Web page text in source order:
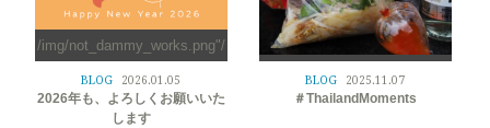
/img/not_dammy_works.png"/
>
BLOG 2026.01.05
2026年も、よろしくお願いいた
します
>
BLOG 2025.11.07
＃ThailandMoments